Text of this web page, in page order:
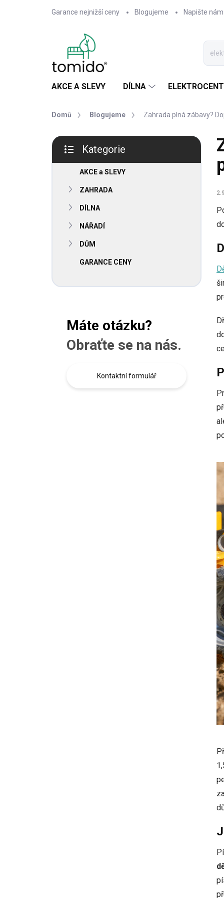
Garance nejnižší ceny Blogujeme Napište nám
AKCE A SLEVY DÍLNA
Domů Blogujeme Zahrada plná zábavy?
P
s
l
kategorie
Kategorie
AKCE a SLEVY
ZAHRADA
DÍLNA
NÁŘADÍ
DŮM
GARANCE CENY
Máte otázku?
Obraťte se na nás.
Kontaktní formulář